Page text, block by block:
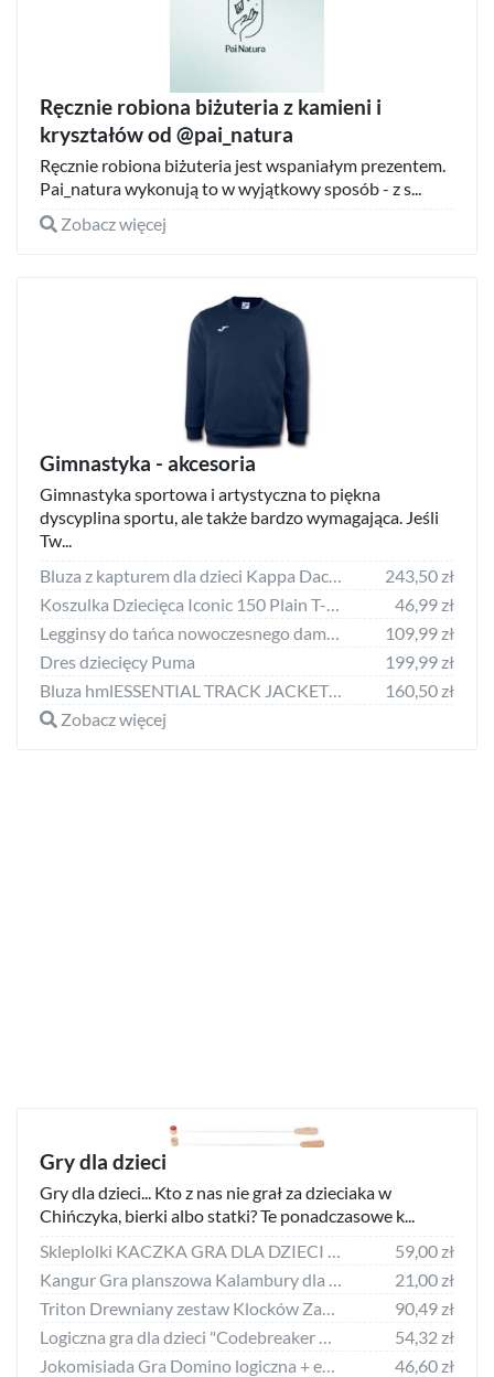
Ręcznie robiona biżuteria z kamieni i
kryształów od @pai_natura
Ręcznie robiona biżuteria jest wspaniałym prezentem.
Pai_natura wykonują to w wyjątkowy sposób - z s...
Zobacz więcej
Gimnastyka - akcesoria
Gimnastyka sportowa i artystyczna to piękna
dyscyplina sportu, ale także bardzo wymagająca. Jeśli
Tw...
Bluza z kapturem dla dzieci Kappa Daccio
243,50 zł
Koszulka Dziecięca Iconic 150 Plain T-shirt
46,99 zł
Legginsy do tańca nowoczesnego damskie Starever wysoki stan
109,99 zł
Dres dziecięcy Puma
199,99 zł
Bluza hmlESSENTIAL TRACK JACKET KIDS
160,50 zł
Zobacz więcej
Gry dla dzieci
Gry dla dzieci... Kto z nas nie grał za dzieciaka w
Chińczyka, bierki albo statki? Te ponadczasowe k...
59,00 zł
21,00 zł
90,49 zł
54,32 zł
46,60 zł